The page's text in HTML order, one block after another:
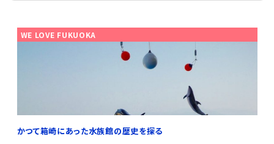
WE LOVE FUKUOKA
かつて箱崎にあった水族館の歴史を探る